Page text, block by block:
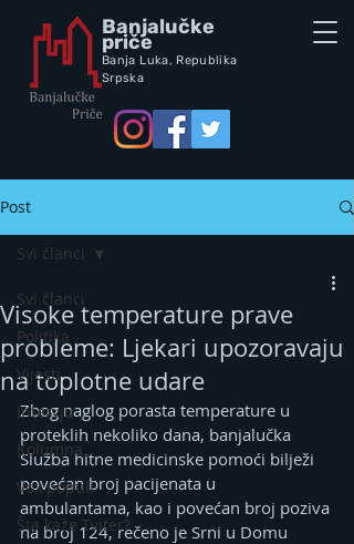
Banjalučke
priče
Banja Luka, Republika
Srpska
Post
Svi članci
Politika
Vijesti
Intervju
Kolumna
Vox populi
Šta kaže Tviter?
Svi članci
Visoke temperature prave
probleme: Ljekari upozoravaju
na toplotne udare
Zbog naglog porasta temperature u
proteklih nekoliko dana, banjalučka
Služba hitne medicinske pomoći bilježi
povećan broj pacijenata u
ambulantama, kao i povećan broj poziva
na broj 124, rečeno je Srni u Domu